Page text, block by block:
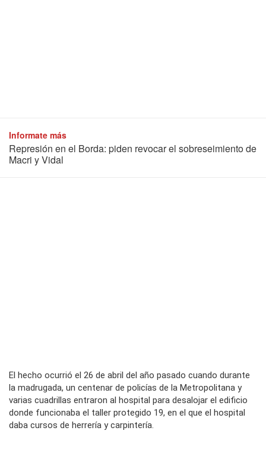
Informate más
Represión en el Borda: piden revocar el sobreseimiento de
Macri y Vidal
El hecho ocurrió el 26 de abril del año pasado cuando durante
la madrugada, un centenar de policías de la Metropolitana y
varias cuadrillas entraron al hospital para desalojar el edificio
donde funcionaba el taller protegido 19, en el que el hospital
daba cursos de herrería y carpintería.